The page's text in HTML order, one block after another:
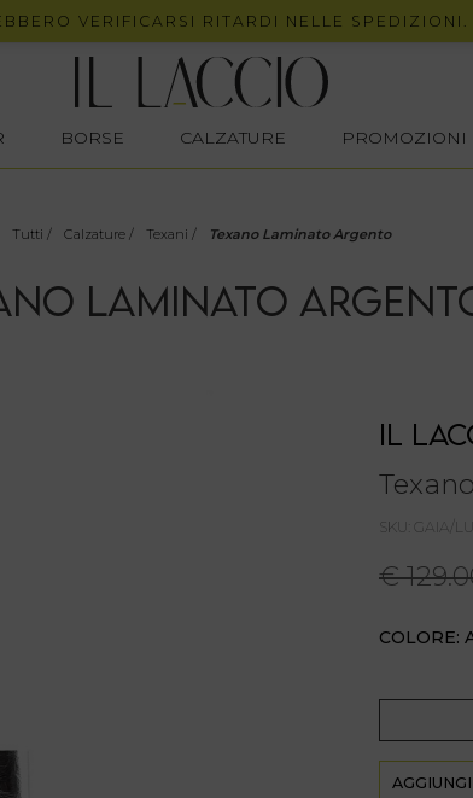
VERIFICARSI RITARDI NELLE SPEDIZIONI.
BORSE CALZATURE PROMOZIONI
Tutti / Calzature / Texani / Texano Laminato Argento
LAMINATO
IL
SKU: GAIA/
€
COLORE: